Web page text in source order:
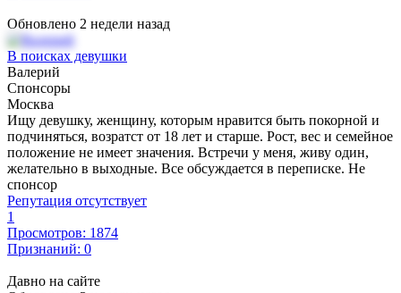
Обновлено 2 недели назад
В поисках девушки
Валерий
Спонсоры
Москва
Ищу девушку, женщину, которым нравится быть покорной и
подчиняться, возратст от 18 лет и старше. Рост, вес и семейное
положение не имеет значения. Встречи у меня, живу один,
желательно в выходные. Все обсуждается в переписке. Не
спонсор
Репутация отсутствует
1
Просмотров: 1874
Признаний: 0
Давно на сайте